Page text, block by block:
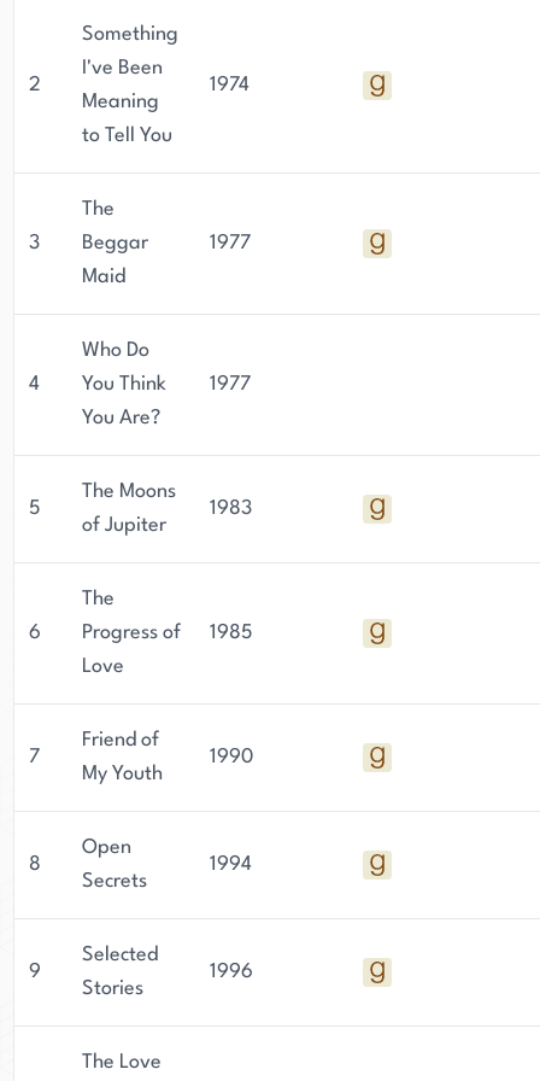
2
Something
I've Been
Meaning
to Tell You
1974
3
The
Beggar
Maid
1977
4
Who Do
You Think
You Are?
1977
5
The Moons
of Jupiter
1983
6
The
Progress of
Love
1985
7
Friend of
My Youth
1990
8
Open
Secrets
1994
9
Selected
Stories
1996
The Love